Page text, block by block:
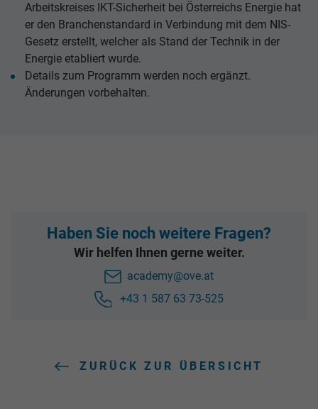
Arbeitskreises IKT-Sicherheit bei Österreichs Energie hat
er den Branchenstandard in Verbindung mit dem NIS-
Gesetz erstellt, welcher als Stand der Technik in der
Energie etabliert wurde.
Details zum Programm werden noch ergänzt.
Änderungen vorbehalten.
Haben Sie noch weitere Fragen?
Wir helfen Ihnen gerne weiter.
academy@ove.at
+43 1 587 63 73-525
ZURÜCK ZUR ÜBERSICHT